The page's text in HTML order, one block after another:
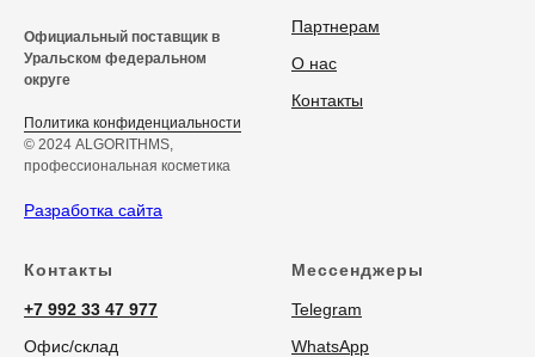
Официальный поставщик в
Уральском федеральном
округе
Политика конфиденциальности
© 2024 ALGORITHMS,
профессиональная косметика
Разработка сайта
Партнерам
О нас
Контакты
Контакты
+7 992 33 47 977
Офис/склад
Мессенджеры
Telegram
WhatsApp